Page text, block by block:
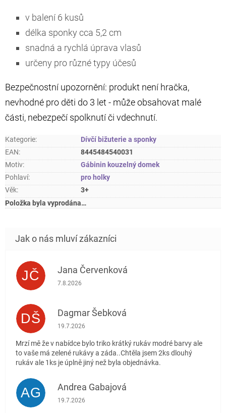
v balení 6 kusů
délka sponky cca 5,2 cm
snadná a rychlá úprava vlasů
určeny pro různé typy účesů
Bezpečnostní upozornění: produkt není hračka,
nevhodné pro děti do 3 let - může obsahovat malé
části, nebezpečí spolknutí či vdechnutí.
Kategorie:
Dívčí bižuterie a sponky
EAN:
8445484540031
Motiv:
Gábinin kouzelný domek
Pohlaví:
pro holky
Věk:
3+
Položka byla vyprodána…
JČ Jana Červenková
Hodnocení obchodu je 5 z 5 hvězdiček.
7.8.2026
DŠ Dagmar Šebková
Hodnocení obchodu je 4 z 5 hvězdiček.
19.7.2026
Mrzí mě že v nabídce bylo triko krátký rukáv modré barvy ale
to vaše má zelené rukávy a záda..Chtěla jsem 2ks dlouhý
rukáv ale 1ks je úplně jiný než byla objednávka.
AG Andrea Gabajová
Hodnocení obchodu je 5 z 5 hvězdiček.
19.7.2026